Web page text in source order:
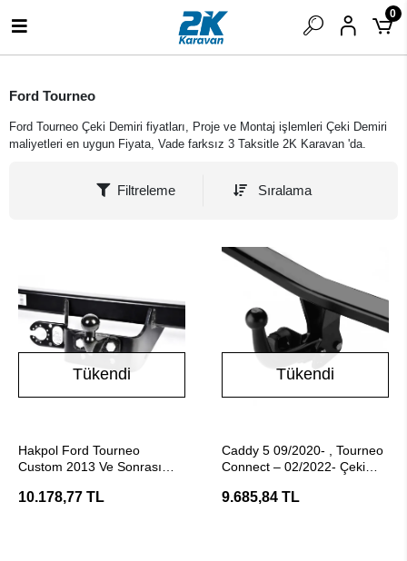
0
Ford Tourneo
Ford Tourneo Çeki Demiri fiyatları, Proje ve Montaj işlemleri Çeki Demiri
maliyetleri en uygun Fiyata, Vade farksız 3 Taksitle 2K Karavan 'da.
Filtreleme Sıralama
Tükendi
Hakpol Ford Tourneo
Custom 2013 Ve Sonrası
10.178,77 TL
Tükendi
Caddy 5 09/2020- , Tourneo
Connect – 02/2022- Çeki
9.685,84 TL